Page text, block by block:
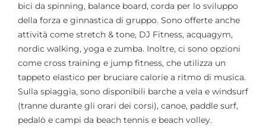
bici da spinning, balance board, corda per lo sviluppo
della forza e ginnastica di gruppo. Sono offerte anche
attività come stretch & tone, DJ Fitness, acquagym,
nordic walking, yoga e zumba. Inoltre, ci sono opzioni
come cross training e jump fitness, che utilizza un
tappeto elastico per bruciare calorie a ritmo di musica.
Sulla spiaggia, sono disponibili barche a vela e windsurf
(tranne durante gli orari dei corsi), canoe, paddle surf,
pedalò e campi da beach tennis e beach volley.